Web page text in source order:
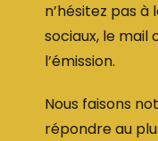
n’hésitez pas à
sociaux, le mail
l’émission.
Nous faisons
répondre au